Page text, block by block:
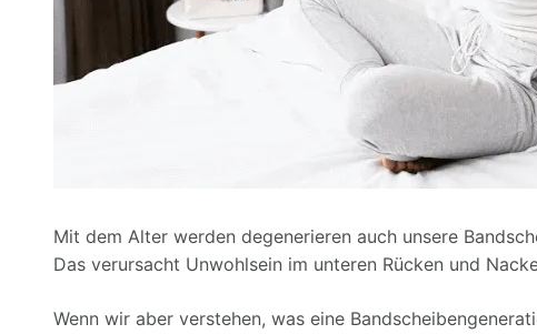
Mit dem Alter werden degenerieren auch unsere
Das verursacht Unwohlsein im unteren Rücken und
Wenn wir aber verstehen, was eine